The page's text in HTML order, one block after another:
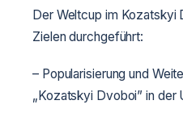
Der Weltcup im Kozatskyi
Zielen durchgeführt:
– Popularisierung und
„Kozatskyi Dvoboi” in der